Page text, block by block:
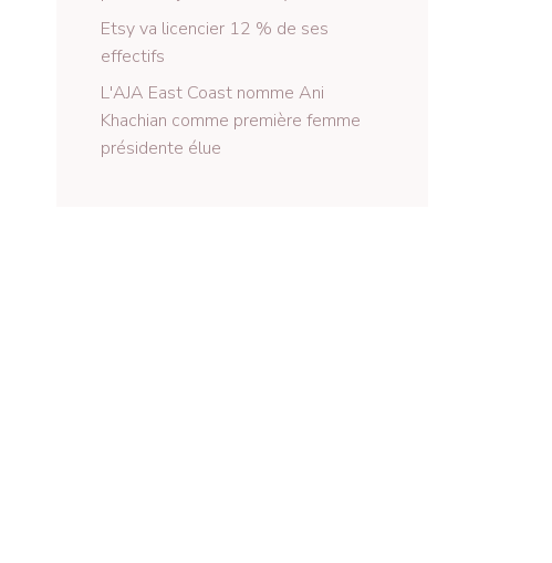
Etsy va licencier 12 % de ses
effectifs
L'AJA East Coast nomme Ani
Khachian comme première femme
présidente élue